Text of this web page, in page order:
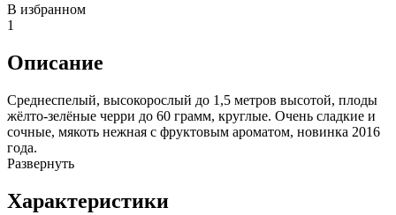
В избранном
1
Описание
Среднеспелый, высокорослый до 1,5 метров высотой, плоды
жёлто-зелёные черри до 60 грамм, круглые. Очень сладкие и
сочные, мякоть нежная с фруктовым ароматом, новинка 2016
года.
Развернуть
Характеристики